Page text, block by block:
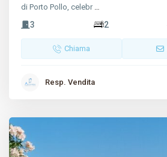
di Porto Pollo, celebr …
3 2
Chiama
Resp. Vendita